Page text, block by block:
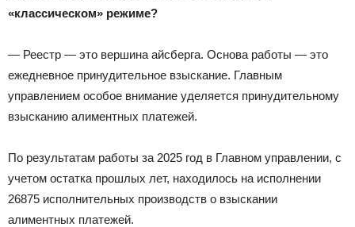
«классическом» режиме?
— Реестр — это вершина айсберга. Основа работы — это
ежедневное принудительное взыскание. Главным
управлением особое внимание уделяется принудительному
взысканию алиментных платежей.
По результатам работы за 2025 год в Главном управлении, с
учетом остатка прошлых лет, находилось на исполнении
26875 исполнительных производств о взыскании
алиментных платежей.